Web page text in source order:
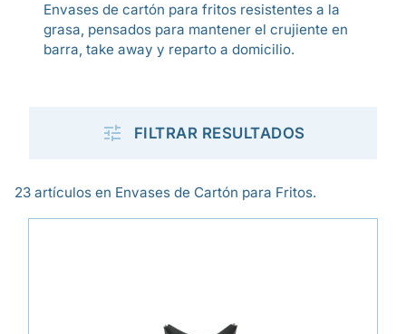
Envases de cartón para fritos resistentes a la
grasa, pensados para mantener el crujiente en
barra, take away y reparto a domicilio.
 FILTRAR RESULTADOS
23 artículos en Envases de Cartón para Fritos.